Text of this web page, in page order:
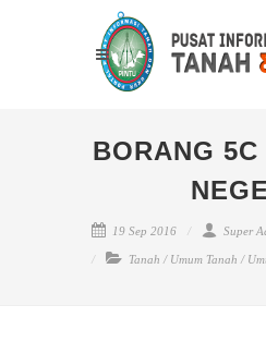
BORANG
19 Sep 2016 Super
Tanah / Umum Tanah /